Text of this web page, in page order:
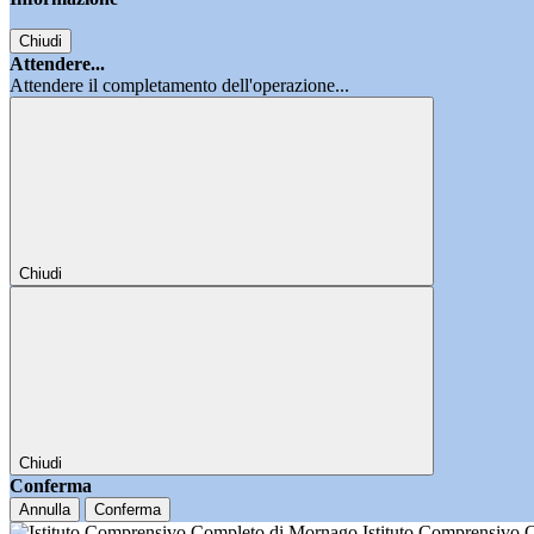
Chiudi
Attendere...
Attendere il completamento dell'operazione...
Chiudi
Chiudi
Conferma
Annulla Conferma